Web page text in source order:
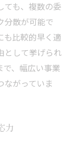
ても、複数の委
分散が可能で
も比較的早く適
として挙げられ
で、幅広い事業
ながっていま
力